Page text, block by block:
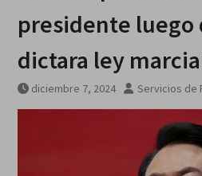
presidente luego
dictara ley
diciembre 7, 2024 Servicios de